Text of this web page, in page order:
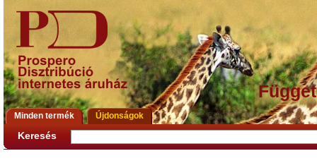
Minden termék Újdonságok
Keresés